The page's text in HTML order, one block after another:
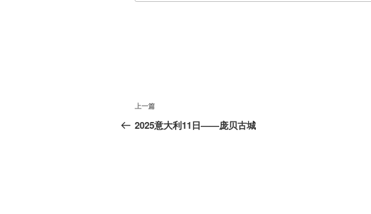
文
章
上
一
上一篇
2025意大利11日——庞贝古城